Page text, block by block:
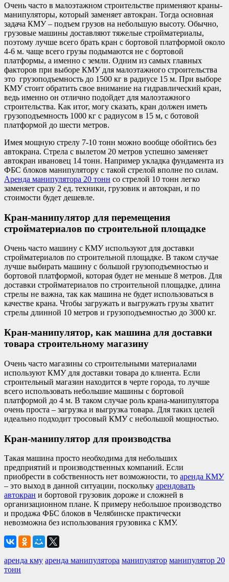
Очень часто в малоэтажном строительстве применяют краны-
манипуляторы, который заменяет автокран. Тогда основная
задача КМУ – подъем грузов на небольшую высоту. Обычно,
грузовые машины доставляют тяжелые стройматериалы,
поэтому лучше всего брать кран с бортовой платформой около
4-6 м. чаще всего грузы подымаются не с бортовой
платформы, а именно с земли. Одним из самых главных
факторов при выборе КМУ для малоэтажного строительства
это грузоподъемность до 1500 кг в радиусе 15 м. При выборе
КМУ стоит обратить свое внимание на гидравлический кран,
ведь именно он отлично подойдет для малоэтажного
строительства. Как итог, могу сказать, кран должен иметь
грузоподъемность 1000 кг с радиусом в 15 м, с ботовой
платформой до шести метров.
Имея мощную стрелу 7-10 тонн можно вообще обойтись без
автокрана. Стрела с вылетом 20 метров успешно заменяет
автокран ивановец 14 тонн. Например укладка фундамента из
ФБС блоков манипулятору с такой стрелой вполне по силам.
Аренда манипулятора 20 тонн со стрелой 10 тонн легко
заменяет сразу 2 ед. техники, грузовик и автокран, и по
стоимости будет дешевле.
Кран-манипулятор для перемещения
стройматериалов по строительной площадке
Очень часто машину с КМУ используют для доставки
стройматериалов по строительной площадке. В таком случае
лучше выбирать машину с большой грузоподъемностью и
бортовой платформой, которая будет не меньше 8 метров. Для
доставки стройматериалов по строительной площадке, длина
стрелы не важна, так как машина не будет использоваться в
качестве крана. Чтобы загружать и выгружать грузы хватит
стрелы длинной 10 метров и грузоподъемностью до 3000 кг.
Кран-манипулятор, как машина для доставки
товара строительному магазину
Очень часто магазины со строительными материалами
используют КМУ для доставки товара до клиента. Если
строительный магазин находится в черте города, то лучше
всего использовать небольшие машины с бортовой
платформой до 4 м. В таком случае роль крана-манипулятора
очень проста – загрузка и выгрузка товара. Для таких целей
идеально подходит тросовый КМУ с небольшой мощностью.
Кран-манипулятор для производства
Такая машина просто необходима для небольших
предприятий и производственных компаний. Если
приобрести в собственность нет возможности, то аренда КМУ
– это выход в данной ситуации, поскольку арендовать
автокран и бортовой грузовик дороже и сложней в
организационном плане. К примеру небольшое производство
и продажа ФБС блоков в Челябинске практически
невозможна без использования грузовика с КМУ.
аренда кму аренда манипулятора манипулятор манипулятор 20
тонн